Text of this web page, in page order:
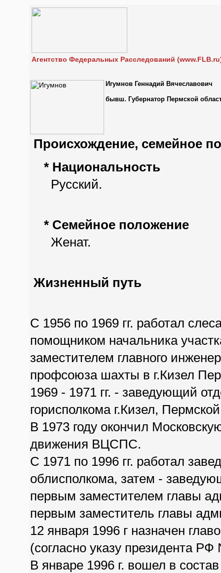
Агентство Федеральных Расследований
Игумнов Геннадий Вячеславович
бывш. Губернатор Пермской
Происхождение, семейное
* Национальность
Русский.
* Семейное положение
Женат.
Жизненный путь
С 1956 по 1969 гг. работал
помощником начальника
заместителем главного
профсоюза шахты в г.Кизел
1969 - 1971 гг. - заведующий
горисполкома г.Кизел,
В 1973 году окончил
движения ВЦСПС.
С 1971 по 1996 гг. работал
облисполкома, затем -
первым заместителем главы
первым заместитель главы
12 января 1996 г назначен
(согласно указу президента РФ
В январе 1996 г. вошел в